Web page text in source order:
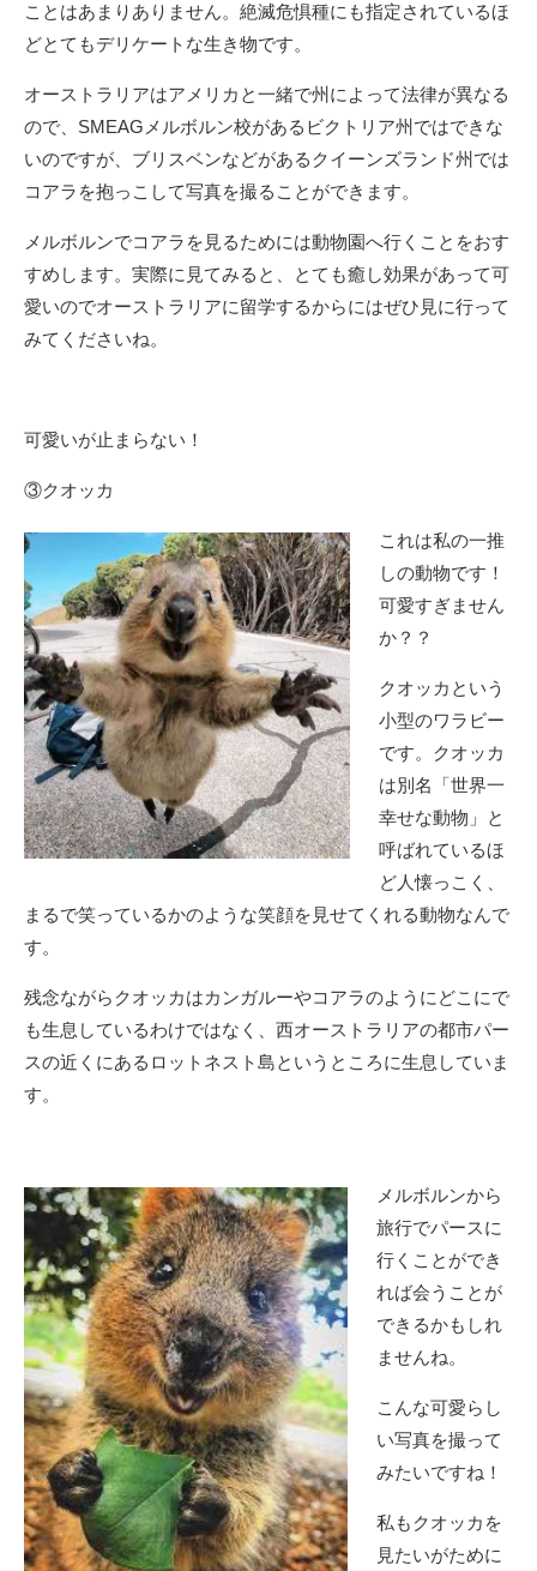
ことはあまりありません。絶滅危惧種にも指定されているほ
どとてもデリケートな生き物です。
オーストラリアはアメリカと一緒で州によって法律が異なる
ので、SMEAGメルボルン校があるビクトリア州ではできな
いのですが、ブリスベンなどがあるクイーンズランド州では
コアラを抱っこして写真を撮ることができます。
メルボルンでコアラを見るためには動物園へ行くことをおす
すめします。実際に見てみると、とても癒し効果があって可
愛いのでオーストラリアに留学するからにはぜひ見に行って
みてくださいね。
可愛いが止まらない！
③クオッカ
これは私の一推
しの動物です！
可愛すぎません
か？？
クオッカという
小型のワラビー
です。クオッカ
は別名「世界一
幸せな動物」と
呼ばれているほ
ど人懐っこく、
まるで笑っているかのような笑顔を見せてくれる動物なんで
す。
残念ながらクオッカはカンガルーやコアラのようにどこにで
も生息しているわけではなく、西オーストラリアの都市パー
スの近くにあるロットネスト島というところに生息していま
す。
メルボルンから
旅行でパースに
行くことができ
れば会うことが
できるかもしれ
ませんね。
こんな可愛らし
い写真を撮って
みたいですね！
私もクオッカを
見たいがために